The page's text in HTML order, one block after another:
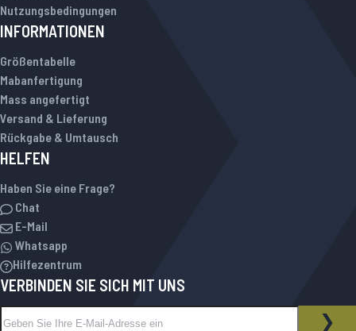
Nutzungsbedingungen
INFORMATIONEN
Größentabelle
Mabanfertigung
Mass angefertigt
Versand & Lieferung
Rückgabe & Umtausch
HELFEN
Haben Sie eine Frage?
Chat
E-Mail
Whatsapp
Hilfezentrum
VERBINDEN SIE SICH MIT UNS
NEWSLETTER